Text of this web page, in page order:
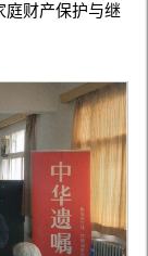
庭财产保护与继